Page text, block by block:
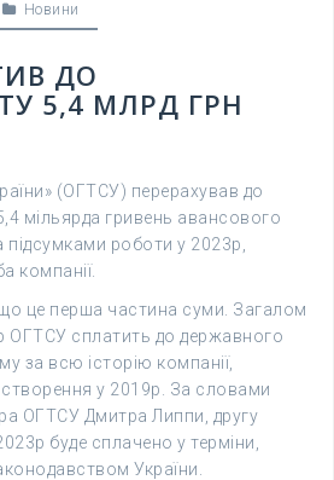
Новини
ДО
5,4 МЛРД ГРН
(ОГТСУ) перерахував до
мільярда гривень авансового
підсумками роботи у 2023р,
компанії.
це перша частина суми. Загалом
ОГТСУ сплатить до державного
за всю історію компанії,
у 2019р. За словами
ОГТСУ Дмитра Липпи, другу
буде сплачено у терміни,
України.